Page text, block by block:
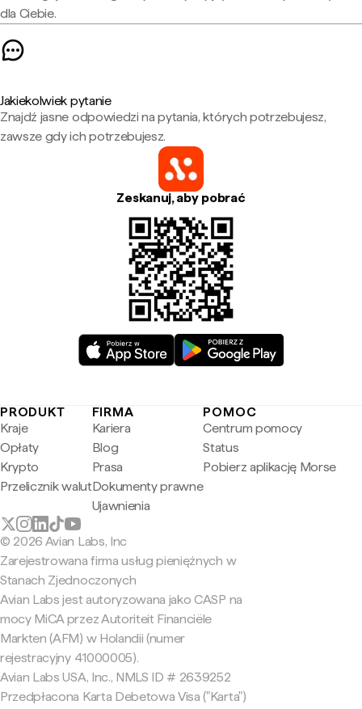
dla Ciebie.
Jakiekolwiek pytanie
Znajdź jasne odpowiedzi na pytania, których potrzebujesz,
zawsze gdy ich potrzebujesz.
Zeskanuj, aby pobrać
PRODUKT
Kraje
Opłaty
Krypto
Przelicznik walut
FIRMA
Kariera
Blog
Prasa
Dokumenty prawne
Ujawnienia
POMOC
Centrum pomocy
Status
Pobierz aplikację Morse
© 2026 Avian Labs, Inc
Zarejestrowana firma usług pieniężnych w
Stanach Zjednoczonych
Avian Labs jest autoryzowana jako CASP na
mocy MiCA przez Autoriteit Financiële
Markten (AFM) w Holandii (numer
rejestracyjny 41000005).
Avian Labs USA, Inc., NMLS ID # 2639252
Przedpłacona Karta Debetowa Visa ("Karta")